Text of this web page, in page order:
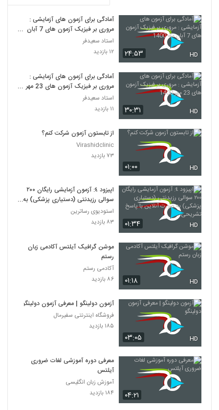
۲۴:۵۳ HD
آمادگی برای آزمون های آزمایشی :
مروری بر فیزیک آزمون های 7 آبان‌
ماه 1400
استاد سعیدفر
۱۲ بازدید
۳۰:۳۱ HD
آمادگی برای آزمون های آزمایشی :
مروری بر فیزیک آزمون های 23 مهر
1400
استاد سعیدفر
۱۱ بازدید
۰۱:۰۰ HD
از تابستون آزمون شرکت کنم؟
Virashidclinic
۷۳ بازدید
۰۱:۳۴ HD
اپیزود ٤: آزمون آزمایشی رایگان ٢٠٠
سوالی رزیدنتی (دستیاری پزشکی) به
صورت آنلاین با پاسخ تشریحی
استودیوی رساترین
۸۳ بازدید
۰۱:۱۸ HD
موشن گرافیک آیلتس آکادمی زبان
رستم
آکادمی رستم
۸۶ بازدید
۰۳:۰۵ HD
آزمون دولینگو | معرفی آزمون دولینگو
فروشگاه اینترنتی سفیرمال
۱۸۵ بازدید
۰۴:۲۱
معرفی دوره آموزشی لغات ضروری
آیلتس
آموزش زبان انگلیسی
۱۸۴ بازدید